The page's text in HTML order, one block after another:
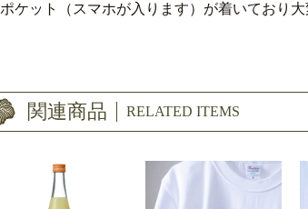
ポケット（スマホが入ります）が着いており大
RELATED ITEMS
関連商品